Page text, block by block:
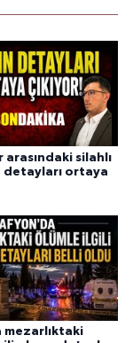
silahlı
detayları ortaya